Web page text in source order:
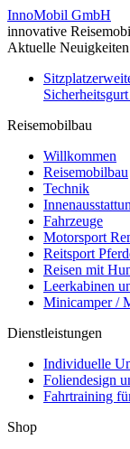
InnoMobil GmbH
innovative
Aktuelle Neuigkeiten
Reisemobilbau
Willkommen
Reisemobilbau
Technik
Fahrzeuge
Motorsport
Reitsport
Reisen mit
Leerkabinen
Minicamper /
Dienstleistungen
Individuelle
Foliendesign
Fahrtraining
Shop